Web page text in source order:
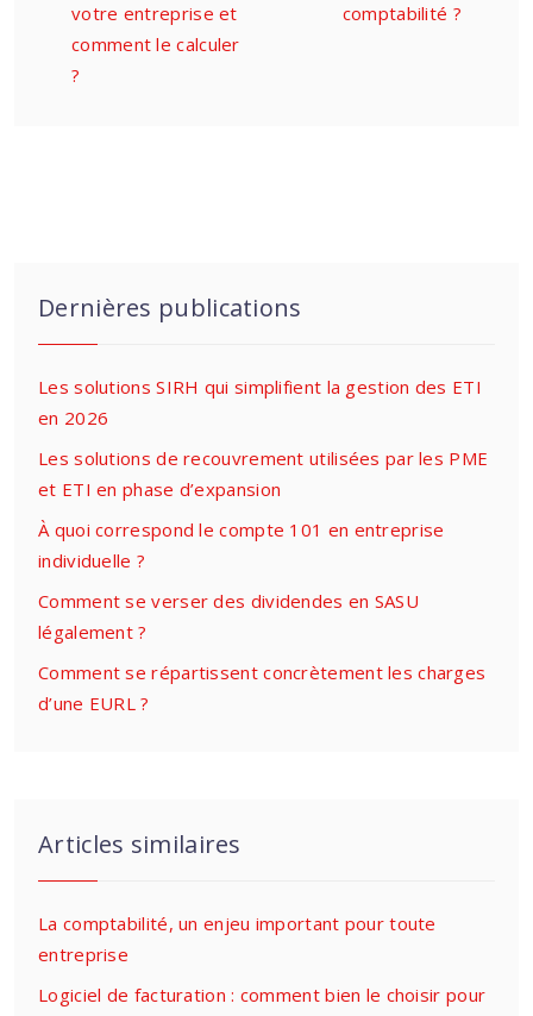
votre entreprise et
comment le calculer
?
comptabilité ?
Dernières publications
Les solutions SIRH qui simplifient la gestion des ETI
en 2026
Les solutions de recouvrement utilisées par les PME
et ETI en phase d’expansion
À quoi correspond le compte 101 en entreprise
individuelle ?
Comment se verser des dividendes en SASU
légalement ?
Comment se répartissent concrètement les charges
d’une EURL ?
Articles similaires
La comptabilité, un enjeu important pour toute
entreprise
Logiciel de facturation : comment bien le choisir pour